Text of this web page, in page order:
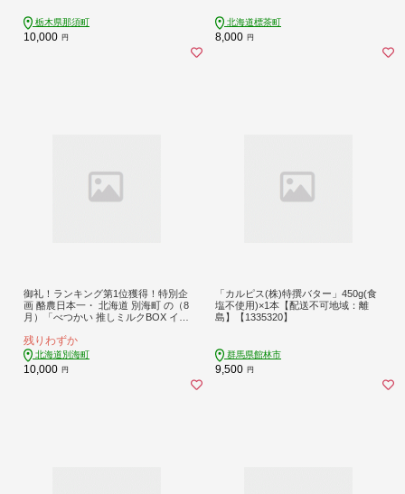
栃木県那須町
10,000 円
北海道標茶町
8,000 円
御礼！ランキング第1位獲得！特別企
画 酪農日本一・ 北海道 別海町 の（8
月）「べつかい 推しミルクBOX イチ
21
残りわずか
北海道別海町
10,000 円
「カルピス(株)特撰バター」450g(食
塩不使用)×1本【配送不可地域：離
島】【1335320】
群馬県館林市
9,500 円